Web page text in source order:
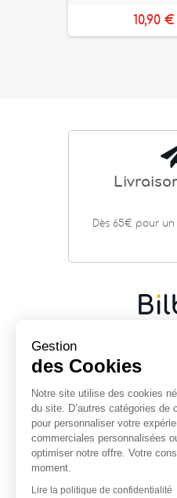
10,90 €
Dès 65€ pour
Cadeaux de
société | Loisirs
Centre historique
Près de la
02 97 47 56 92
Gestion
des Cookies
Notre site utilise des cookies
du site. D’autres catégories de
pour personnaliser votre
commerciales personnalisées
optimiser notre offre. Votre
moment.
Lire la politique de confidentialité